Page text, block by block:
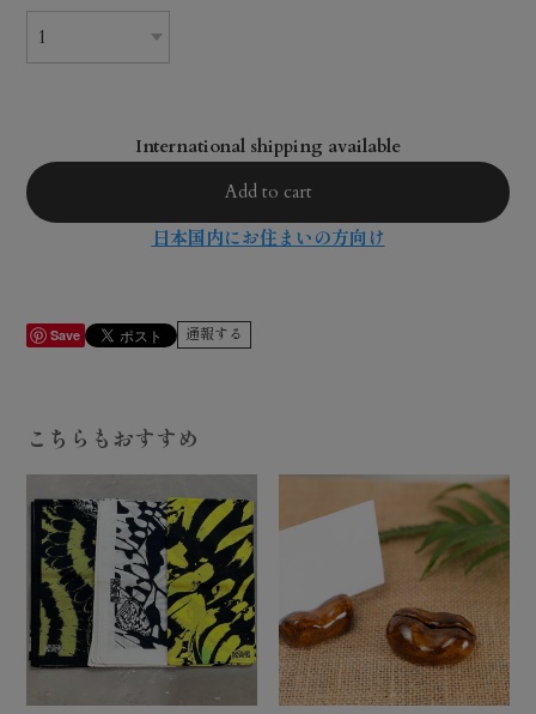
International shipping available
Add to cart
日本国内にお住まいの方向け
Save 通報する
こちらもおすすめ